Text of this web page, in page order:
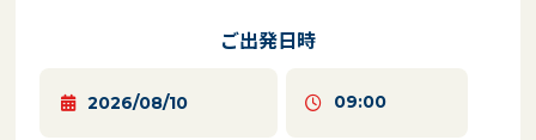
ご出発日時